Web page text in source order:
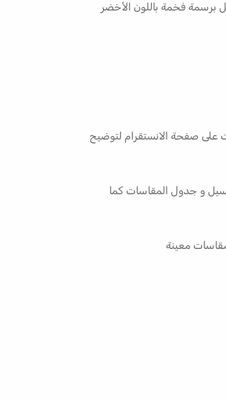
برسمة فخمة باللون الأخضر
على صفحة الانستقرام لتوضيح
و جدول المقاسات كما
معينة